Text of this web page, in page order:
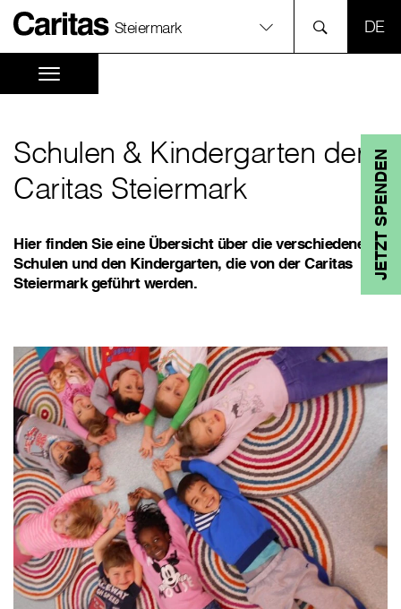
Steiermark
JETZT SPENDEN
Schulen & Kindergarten der
Caritas Steiermark
Hier finden Sie eine Übersicht über die verschiedenen
Schulen und den Kindergarten, die von der Caritas
Steiermark geführt werden.